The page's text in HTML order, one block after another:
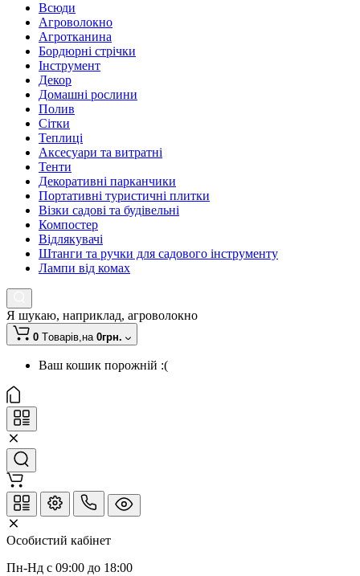
Всюди
Агроволокно
Агротканина
Бордюрні стрічки
Інструмент
Декор
Домашні рослини
Полив
Сітки
Теплиці
Аксесуари та витратні
Тенти
Декоративні парканчики
Портативні туристичні плитки
Візки садові та будівельні
Компостер
Відлякувачі
Штанги та ручки для садового інструменту
Лампи від комах
Я шукаю, наприклад, агроволокно
0 Tоварів,на 0грн.
Ваш кошик порожній :(
Особистий кабінет
Пн-Нд с 09:00 до 18:00